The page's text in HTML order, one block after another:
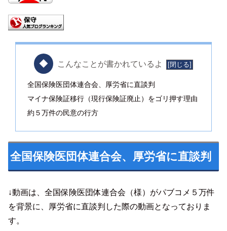
こんなことが書かれているよ
全国保険医団体連合会、厚労省に直談判
マイナ保険証移行（現行保険証廃止）をゴリ押す理由
約５万件の民意の行方
全国保険医団体連合会、厚労省に直談判
↓動画は、全国保険医団体連合会（様）がパブコメ５万件
を背景に、厚労省に直談判した際の動画となっておりま
す。